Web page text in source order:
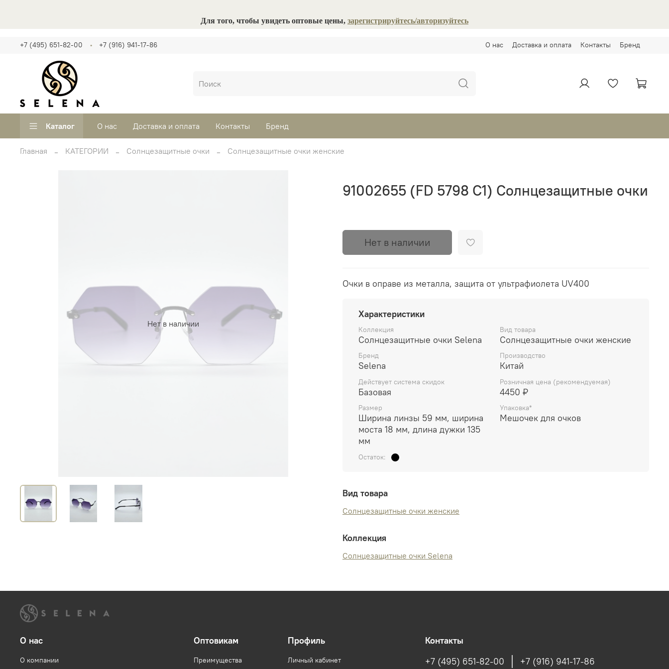
Для того, чтобы увидеть оптовые цены, зарегистрируйтесь/авторизуйтесь
О нас Доставка и оплата Контакты Бренд
+7 (495) 651-82-00 +7 (916) 941-17-86
Каталог О нас Доставка и оплата Контакты Бренд
Главная КАТЕГОРИИ Солнцезащитные очки Солнцезащитные очки женские
Нет в наличии
91002655 (FD 5798 C1) Солнцезащитные очки
Нет в наличии
Очки в оправе из металла, защита от ультрафиолета UV400
Характеристики
Коллекция
Солнцезащитные очки Selena
Вид товара
Солнцезащитные очки женские
Бренд
Selena
Производство
Китай
Действует система скидок
Базовая
Розничная цена (рекомендуемая)
4450 ₽
Размер
Ширина линзы 59 мм, ширина
моста 18 мм, длина дужки 135
мм
Упаковка*
Мешочек для очков
Остаток:
Вид товара
Солнцезащитные очки женские
Коллекция
Солнцезащитные очки Selena
О нас
О компании
Оптовикам
Преимущества
Профиль
Личный кабинет
Контакты
+7 (495) 651-82-00
+7 (916) 941-17-86